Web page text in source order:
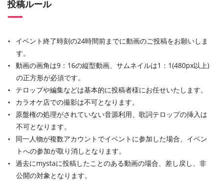
投稿ルール
イベント終了時刻の24時間前までに動画のご投稿をお願いしま
す。
動画の画角は9：16の縦型動画、サムネイルは1：1(480px以上)
の正方形が必須です。
テロップや編集などは基本的に投稿者様にお任せいたします。
カラオケ店での撮影は不可となります。
原盤権の処理がされていない音源利用、歌詞テロップの挿入は
不可となります。
同一人物が複数アカウントでイベントに参加した場合、イベン
トへの参加が取り消しとなります。
過去にmystaに投稿したことのある動画の場合、差し戻し、非
公開の対象となります。